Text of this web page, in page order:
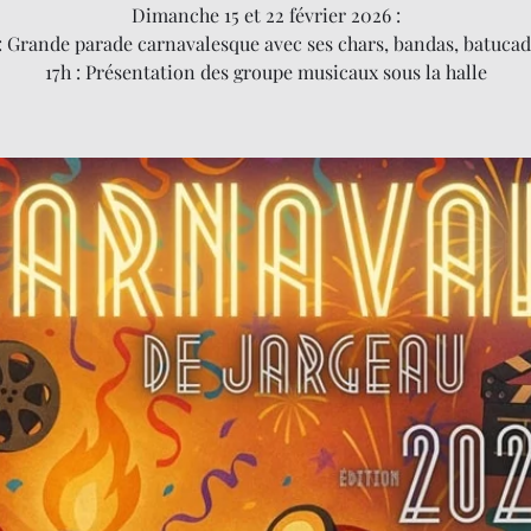
Dimanche 15 et 22 février 2026 :
Grande parade carnavalesque avec ses chars, bandas,
17h : Présentation des groupe musicaux sous la halle